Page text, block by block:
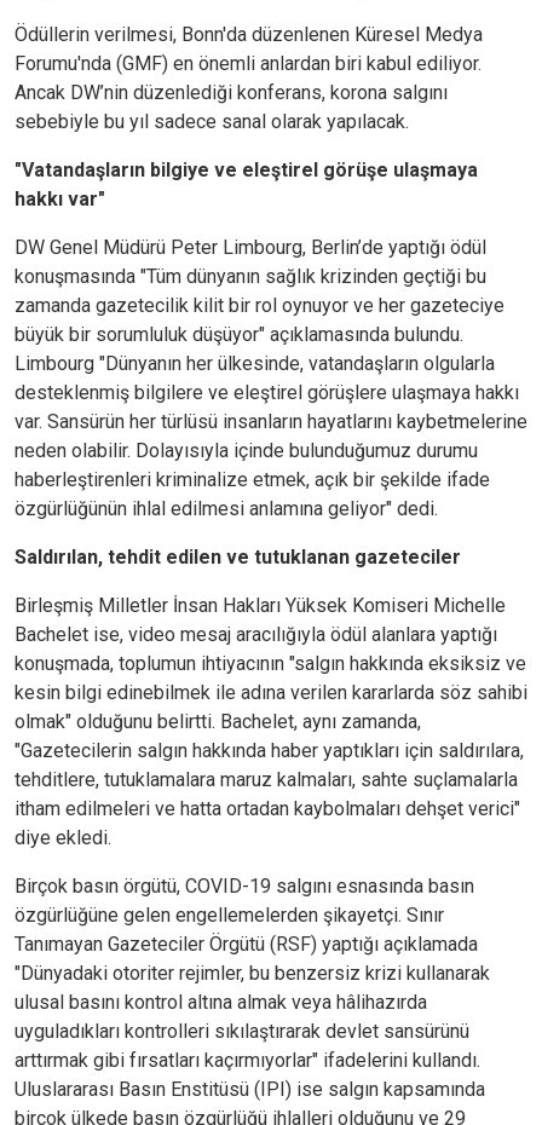
Ödüllerin verilmesi, Bonn'da düzenlenen Küresel Medya
Forumu'nda (GMF) en önemli anlardan biri kabul ediliyor.
Ancak DW’nin düzenlediği konferans, korona salgını
sebebiyle bu yıl sadece sanal olarak yapılacak.
"Vatandaşların bilgiye ve eleştirel görüşe ulaşmaya
hakkı var"
DW Genel Müdürü Peter Limbourg, Berlin’de yaptığı ödül
konuşmasında "Tüm dünyanın sağlık krizinden geçtiği bu
zamanda gazetecilik kilit bir rol oynuyor ve her gazeteciye
büyük bir sorumluluk düşüyor" açıklamasında bulundu.
Limbourg "Dünyanın her ülkesinde, vatandaşların olgularla
desteklenmiş bilgilere ve eleştirel görüşlere ulaşmaya hakkı
var. Sansürün her türlüsü insanların hayatlarını kaybetmelerine
neden olabilir. Dolayısıyla içinde bulunduğumuz durumu
haberleştirenleri kriminalize etmek, açık bir şekilde ifade
özgürlüğünün ihlal edilmesi anlamına geliyor" dedi.
Saldırılan, tehdit edilen ve tutuklanan gazeteciler
Birleşmiş Milletler İnsan Hakları Yüksek Komiseri Michelle
Bachelet ise, video mesaj aracılığıyla ödül alanlara yaptığı
konuşmada, toplumun ihtiyacının "salgın hakkında eksiksiz ve
kesin bilgi edinebilmek ile adına verilen kararlarda söz sahibi
olmak" olduğunu belirtti. Bachelet, aynı zamanda,
"Gazetecilerin salgın hakkında haber yaptıkları için saldırılara,
tehditlere, tutuklamalara maruz kalmaları, sahte suçlamalarla
itham edilmeleri ve hatta ortadan kaybolmaları dehşet verici"
diye ekledi.
Birçok basın örgütü, COVID-19 salgını esnasında basın
özgürlüğüne gelen engellemelerden şikayetçi. Sınır
Tanımayan Gazeteciler Örgütü (RSF) yaptığı açıklamada
"Dünyadaki otoriter rejimler, bu benzersiz krizi kullanarak
ulusal basını kontrol altına almak veya hâlihazırda
uyguladıkları kontrolleri sıkılaştırarak devlet sansürünü
arttırmak gibi fırsatları kaçırmıyorlar" ifadelerini kullandı.
Uluslararası Basın Enstitüsü (IPI) ise salgın kapsamında
birçok ülkede basın özgürlüğü ihlalleri olduğunu ve 29